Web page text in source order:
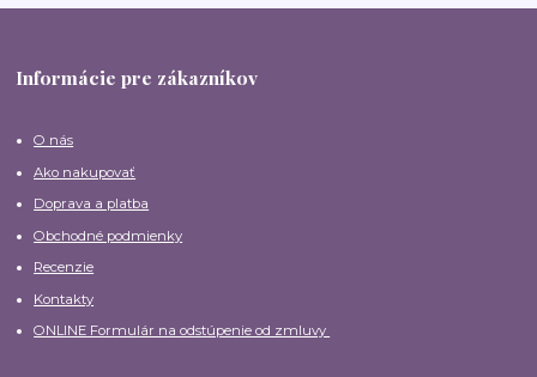
Informácie pre zákazníkov
O nás
Ako nakupovať
Doprava a platba
Obchodné podmienky
Recenzie
Kontakty
ONLINE Formulár na odstúpenie od zmluvy